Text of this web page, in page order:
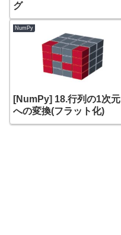
グ
NumPy
[NumPy] 18.行列の1次元
への変換(フラット化)